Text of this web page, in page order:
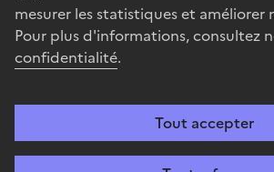
mesurer les statistiques et améliorer
Pour plus d'informations, consultez
confidentialité.
Tout accepter
legifrance.gouv.fr
gouvernement.fr
Accessibilité : partiellement conforme
Gestion des cookies